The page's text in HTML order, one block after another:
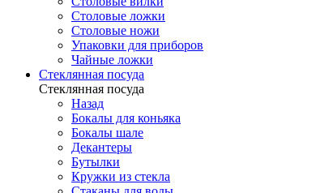
Столовые ложки
Столовые ножи
Упаковки для приборов
Чайные ложки
Стеклянная посуда
Стеклянная посуда
Назад
Бокалы для коньяка
Бокалы шале
Декантеры
Бутылки
Кружки из стекла